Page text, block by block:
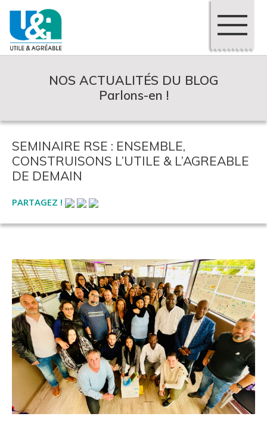
NOS ACTUALITÉS DU BLOG
Parlons-en !
SEMINAIRE RSE : ENSEMBLE,
CONSTRUISONS L’UTILE & L’AGREABLE
DE DEMAIN
PARTAGEZ !